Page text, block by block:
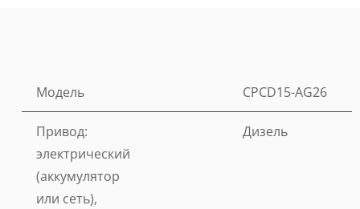
Модель CPCD15-AG26
Привод:
электрический
(аккумулятор
или сеть),
Дизель